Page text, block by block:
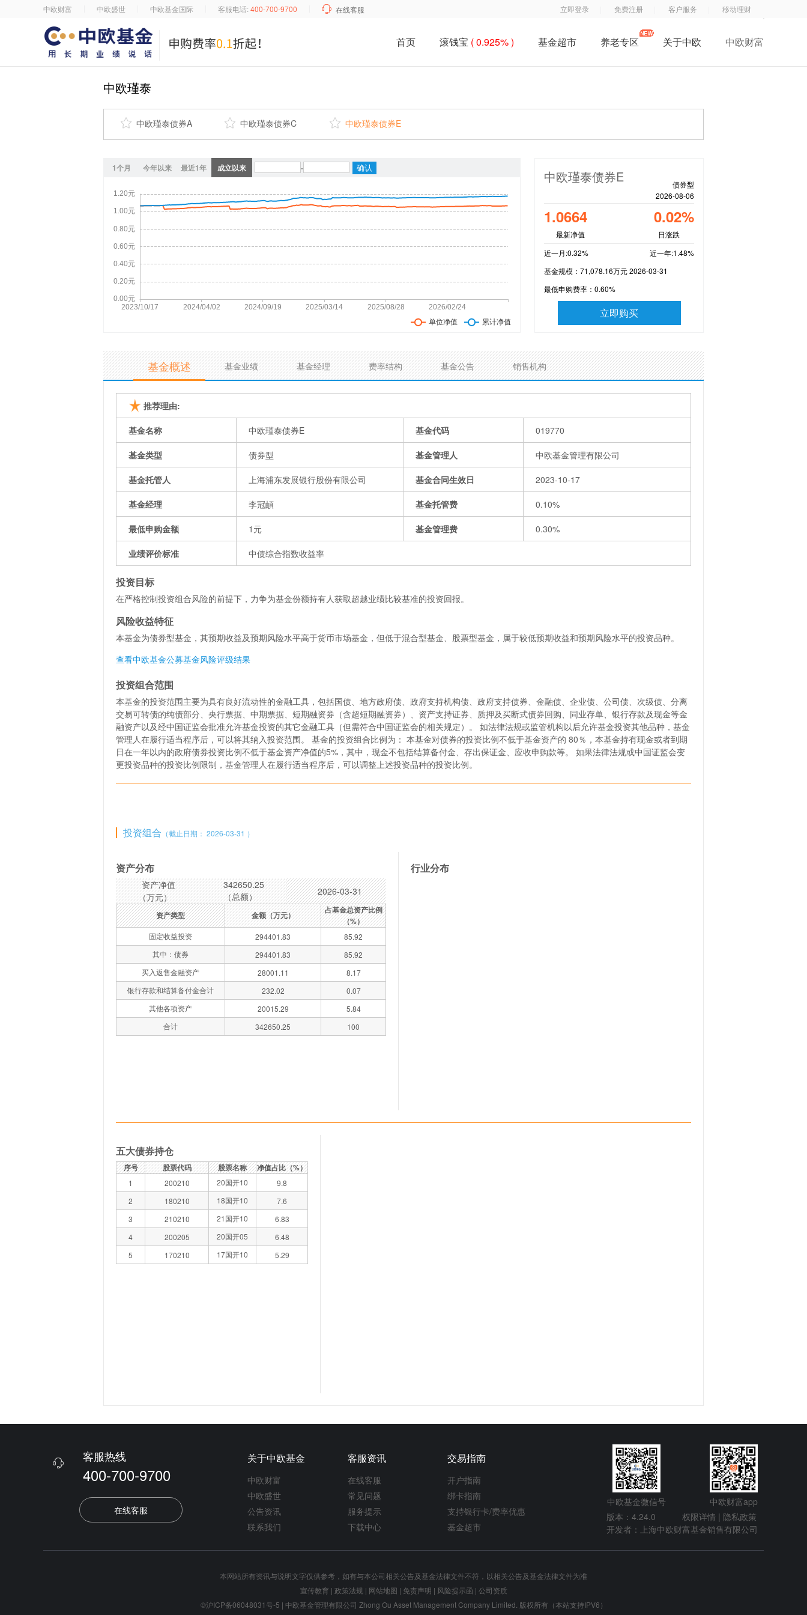
中欧财富 中欧盛世 中欧基金国际 客服电话:400-700-9700  在线客服 立即登录 免费注册 客户服务 移动理财
首页 滚钱宝 ( 0.925% ) 基金超市 养老专区 关于中欧
中欧公益
中欧财富
中欧瑾泰
 中欧瑾泰债券A  中欧瑾泰债券C  中欧瑾泰债券E
1个月 今年以来 最近1年 成立以来 - 中欧瑾泰债券E
债券型
2026-08-06
1.0664 0.02%
最新净值
日涨跌
近一月:0.32%
近一年:1.48%
基金规模：71,078.16万元 2026-03-31
最低申购费率： 0.60%
立即购买
基金概述 基金业绩 基金经理 费率结构 基金公告 销售机构
推荐理由:
基金名称 中欧瑾泰债券E 基金代码 019770
基金类型 债券型 基金管理人 中欧基金管理有限公司
基金托管人 上海浦东发展银行股份有限公司 基金合同生效日 2023-10-17
基金经理 李冠頔 基金托管费 0.10%
最低申购金额 1元 基金管理费 0.30%
业绩评价标准 中债综合指数收益率
投资目标
在严格控制投资组合风险的前提下，力争为基金份额持有人获取超越业绩比较基准的投资回报。
风险收益特征
本基金为债券型基金，其预期收益及预期风险水平高于货币市场基金，但低于混合型基金、股票型基金，属于较低预期收益和预期风险水平的投资品种。
查看中欧基金公募基金风险评级结果
投资组合范围
本基金的投资范围主要为具有良好流动性的金融工具，包括国债、地方政府债、政府支持机构债、政府支持债券、金融债、企业债、公司债、次级债、分离
交易可转债的纯债部分、央行票据、中期票据、短期融资券（含超短期融资券）、资产支持证券、质押及买断式债券回购、同业存单、银行存款及现金等金
融资产以及经中国证监会批准允许基金投资的其它金融工具（但需符合中国证监会的相关规定）。 如法律法规或监管机构以后允许基金投资其他品种，基金
管理人在履行适当程序后，可以将其纳入投资范围。 基金的投资组合比例为： 本基金对债券的投资比例不低于基金资产的 80％，本基金持有现金或者到期
日在一年以内的政府债券投资比例不低于基金资产净值的5%，其中，现金不包括结算备付金、存出保证金、应收申购款等。 如果法律法规或中国证监会变
更投资品种的投资比例限制，基金管理人在履行适当程序后，可以调整上述投资品种的投资比例。
投资组合 （截止日期： 2026-03-31 ）
资产分布
资产净值
（万元）
342650.25
（总额）
2026-03-31
资产类型 金额（万元）
占基金总资产比例
（%）
固定收益投资 294401.83
85.92
其中：债券
294401.83
85.92
买入返售金融资产
28001.11
8.17
银行存款和结算备付金合计
232.02
0.07
其他各项资产
20015.29
5.84
合计
342650.25 100
行业分布
五大债券持仓
序号 股票代码 股票名称 净值占比（%）
1 200210 20国开10
9.8
2
180210 18国开10
7.6
3
210210 21国开10
6.83
4
200205 20国开05
6.48
5
170210 17国开10 5.29
 客服热线
400-700-9700
在线客服
关于中欧基金
中欧财富
中欧盛世
公告资讯
联系我们
客服资讯
在线客服
常见问题
服务提示
下载中心
交易指南
开户指南
绑卡指南
支持银行卡/费率优惠
基金超市
中欧基金微信号
版本：4.24.0
权限详情 | 隐私政策
开发者：上海中欧财富基金销售有限公司
中欧财富app
本网站所有资讯与说明文字仅供参考，如有与本公司相关公告及基金法律文件不符，以相关公告及基金法律文件为准
宣传教育 | 政策法规| 网站地图 | 免责声明 | 风险提示函 | 公司资质
©沪ICP备06048031号-5 | 中欧基金管理有限公司 Zhong Ou Asset Management Company Limited. 版权所有（本站支持IPV6）